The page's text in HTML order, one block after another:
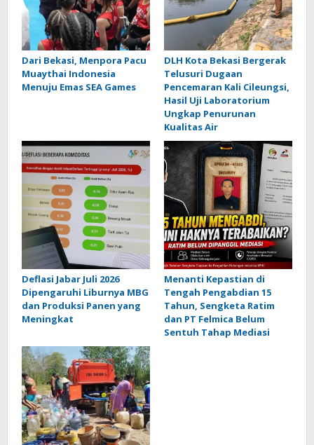
Dari Bekasi, Menpora Pacu
Muaythai Indonesia
Menuju Emas SEA Games
DLH Kota Bekasi Bergerak
Telusuri Dugaan
Pencemaran Kali Cileungsi,
Hasil Uji Laboratorium
Ungkap Penurunan
Kualitas Air
Deflasi Jabar Juli 2026
Dipengaruhi Liburnya MBG
dan Produksi Panen yang
Meningkat
Menanti Kepastian di
Tengah Pengabdian 15
Tahun, Sengketa Ratim
dan PT Felmica Belum
Sentuh Tahap Mediasi